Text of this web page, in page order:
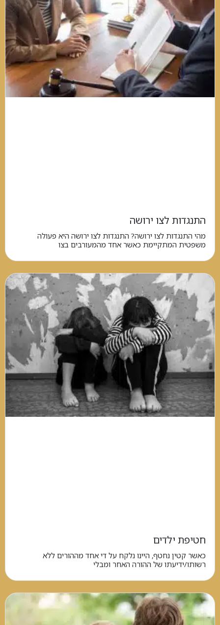
התנגדות לצו ירושה
מהי התנגדות לצו ירושה? התנגדות לצו ירושה היא פעולה
משפטית המתקיימת כאשר אחד מהמעורבים בצו
חטיפת ילדים
כאשר קטין נחטף, היינו נלקח על די אחד מההורים ללא
רשותו/ידיעתו של ההורה האחר ומבלי